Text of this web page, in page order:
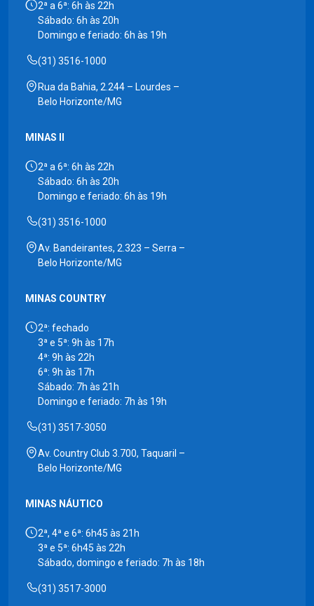
2ª a 6ª: 6h às 22h
Sábado: 6h às 20h
Domingo e feriado: 6h às 19h
(31) 3516-1000
Rua da Bahia, 2.244 – Lourdes –
Belo Horizonte/MG
MINAS II
2ª a 6ª: 6h às 22h
Sábado: 6h às 20h
Domingo e feriado: 6h às 19h
(31) 3516-1000
Av. Bandeirantes, 2.323 – Serra –
Belo Horizonte/MG
MINAS COUNTRY
2ª: fechado
3ª e 5ª: 9h às 17h
4ª: 9h às 22h
6ª: 9h às 17h
Sábado: 7h às 21h
Domingo e feriado: 7h às 19h
(31) 3517-3050
Av. Country Club 3.700, Taquaril –
Belo Horizonte/MG
MINAS NÁUTICO
2ª, 4ª e 6ª: 6h45 às 21h
3ª e 5ª: 6h45 às 22h
Sábado, domingo e feriado: 7h às 18h
(31) 3517-3000